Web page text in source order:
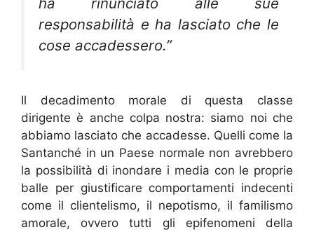
responsabilità e ha lasciato che le
cose accadessero.”
Il decadimento morale di questa classe
dirigente è anche colpa nostra: siamo noi che
abbiamo lasciato che accadesse. Quelli come la
Santanché in un Paese normale non avrebbero
la possibilità di inondare i media con le proprie
balle per giustificare comportamenti indecenti
come il clientelismo, il nepotismo, il familismo
amorale, ovvero tutti gli epifenomeni della